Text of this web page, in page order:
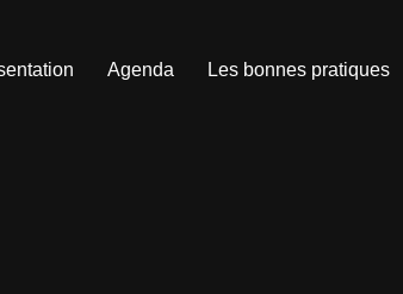
Agenda Les bonnes pratiques